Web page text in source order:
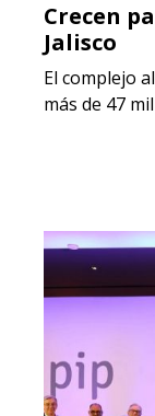
Crecen
Jalisco
El complejo
más de 47